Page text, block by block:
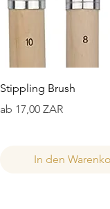
Schnellansicht
Stippling Brush
ab 17,00 ZAR
Sale-Preis
In den